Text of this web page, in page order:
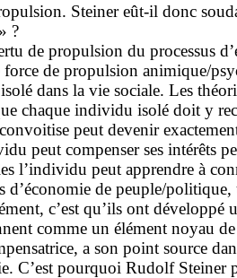
Steiner eût-il donc
?
de propulsion du processus
force de propulsion animique/
dans la vie sociale. Les
chaque individu isolé doit y
peut devenir
peut compenser ses intérêts
l’individu peut apprendre à
d’économie de peuple/
c’est qu’ils ont développé
comme un élément noyau
a son point source
C’est pourquoi Rudolf Steiner